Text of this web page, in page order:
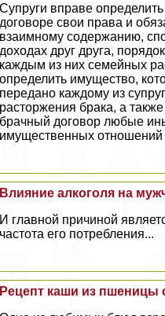
Супруги вправе
договоре свои права и
взаимному содержанию,
доходах друг друга,
каждым из них семейных
определить имущество,
передано каждому из
расторжения бpaка, а
брачный договор любые
имущественных отношений
Влияние алкоголя на
И главной причиной
частота его потрeбления...
Рецепт каши из пшеницы